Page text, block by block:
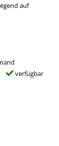
auf
verfügbar